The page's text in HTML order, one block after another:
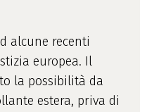
alcune recenti
europea. Il
la possibilità da
estera, priva di